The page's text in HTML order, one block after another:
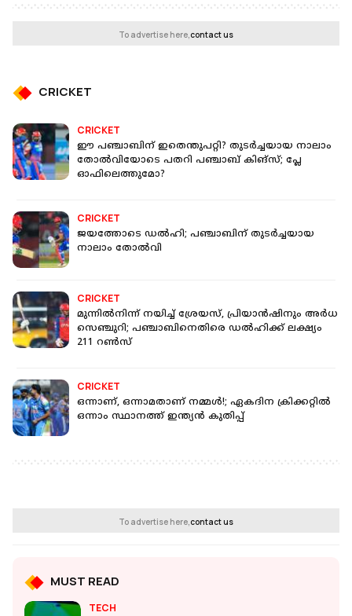
To advertise here,contact us
CRICKET
CRICKET
ഈ പഞ്ചാബിന് ഇതെന്തുപറ്റി? തുടര്‍ച്ചയായ നാലാം
തോല്‍വിയോടെ പതറി പഞ്ചാബ് കിങ്‌സ്; പ്ലേ
ഓഫിലെത്തുമോ?
CRICKET
ജയത്തോടെ ഡല്‍ഹി; പഞ്ചാബിന് തുടര്‍ച്ചയായ
നാലാം തോല്‍വി
CRICKET
മുന്നില്‍നിന്ന് നയിച്ച് ശ്രേയസ്, പ്രിയാന്‍ഷിനും അര്‍ധ
സെഞ്ചുറി; പഞ്ചാബിനെതിരെ ഡല്‍ഹിക്ക് ലക്ഷ്യം
211 റൺസ്
CRICKET
ഒന്നാണ്, ഒന്നാമതാണ് നമ്മള്‍!; ഏകദിന ക്രിക്കറ്റില്‍
ഒന്നാം സ്ഥാനത്ത് ഇന്ത്യന്‍ കുതിപ്പ്
To advertise here,contact us
MUST READ
TECH